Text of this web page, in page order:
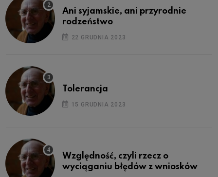
Ani syjamskie, ani przyrodnie
rodzeństwo
22 GRUDNIA 2023
Tolerancja
15 GRUDNIA 2023
Względność, czyli rzecz o
wyciąganiu błędów z wniosków